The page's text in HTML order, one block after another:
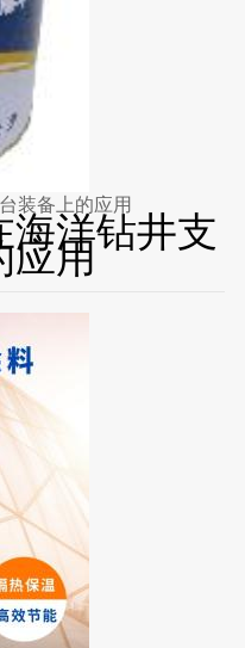
装备上的应用
海洋钻井支
应用